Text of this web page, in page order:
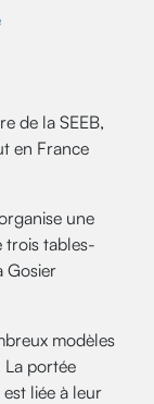
de la SEEB,
en France
une
trois tables-
Gosier
modèles
portée
liée à leur